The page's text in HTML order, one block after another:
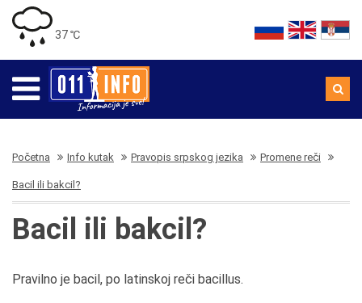
37 ℃
Početna Info kutak Pravopis srpskog jezika Promene reči
Bacil ili bakcil?
Bacil ili bakcil?
Pravilno je bacil, po latinskoj reči bacillus.